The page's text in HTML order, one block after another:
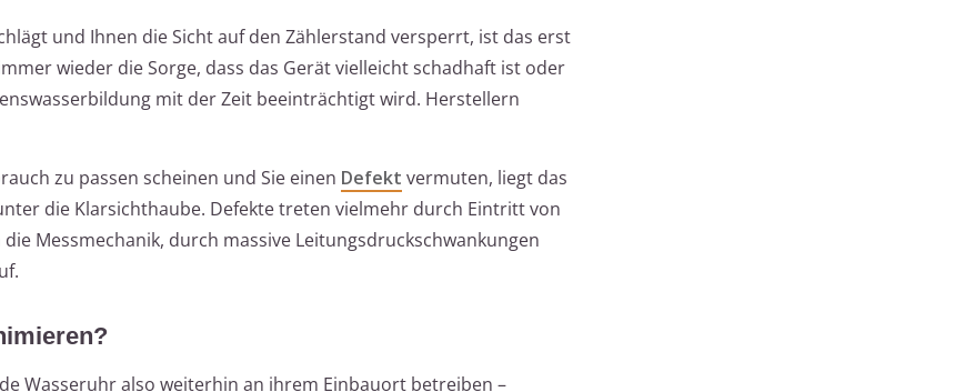
und Ihnen die Sicht auf den Zählerstand versperrt, ist das erst
wieder die Sorge, dass das Gerät vielleicht schadhaft ist oder
mit der Zeit beeinträchtigt wird. Herstellern
zu passen scheinen und Sie einen Defekt vermuten, liegt das
die Klarsichthaube. Defekte treten vielmehr durch Eintritt von
Messmechanik, durch massive Leitungsdruckschwankungen
Wasseruhr also weiterhin an ihrem Einbauort betreiben –